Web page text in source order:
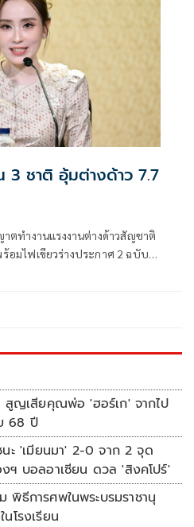
3 ชาติ อุ้มต่างด้าว 7.7
ตทำงานแรงงานต่างด้าวสัญชาติ
อมไฟเขียวร่างประกาศ 2 ฉบับ
สูญเสียคุณพ่อ 'ฮอร์เก' จากไป
68 ปี
นะ 'เมียนมา' 2-0 จาก 2 จุด
งฯ บอลอาเซียน ดวล 'สิงคโปร์'
พิธีการศพในพระบรมราชานุ
นโรงเรียน